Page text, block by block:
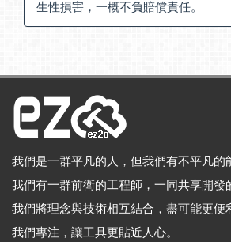
生性損害，一概不負賠償責任。
我們是一群平凡的人，但我們有不平凡的
我們有一群前衛的工程師，一同共享開發
我們將理念與技術相互結合，盡可能更便
我們專注，讓工具更貼近人心。